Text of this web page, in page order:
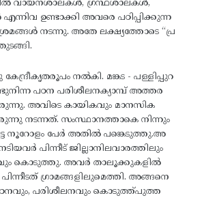
വായനശാലകൾ, ഗ്രന്ഥശാലകൾ,
ഉണ്ടാക്കി അവരെ പഠിപ്പിക്കുന്ന
നടന്നു. അതേ ലക്ഷ്യത്തോടെ “പ്ര
നൽകി. മങ്കട - പള്ളിപ്പുറ
പഠന പരിശീലനക്യാമ്പ് അത്തര
അവിടെ കായികവും മാനസിക
നടന്നത്. സംസ്ഥാനത്താകെ നിന്നും
നൂറോളം പേർ അതിൽ പങ്കെടുത്തു.അ
പിന്നീട് ജില്ലാനിലവാരത്തിലും
കൊടുത്തു. അവർ താലൂക്കുകളിൽ
ഗ്രാമങ്ങളിലുമെത്തി. അങ്ങനെ
പരിശീലനവും കൊടുത്ത്പുത്ത